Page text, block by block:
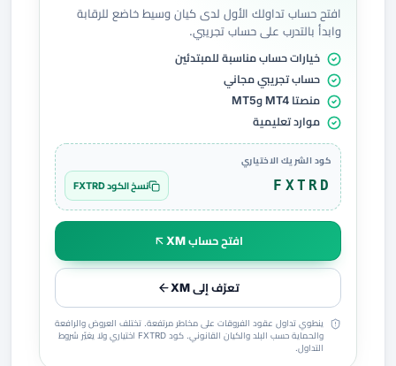
افتح حساب تداولك الأول لدى كيان وسيط خاضع للرقابة
وابدأ بالتدرب على حساب تجريبي.
خيارات حساب مناسبة للمبتدئين
حساب تجريبي مجاني
منصتا MT4 وMT5
موارد تعليمية
كود الشريك الاختياري
FXTRD نسخ الكود FXTRD
افتح حساب XM
تعرّف إلى XM
ينطوي تداول عقود الفروقات على مخاطر مرتفعة. تختلف العروض والرافعة
والحماية حسب البلد والكيان القانوني. كود FXTRD اختياري ولا يغيّر شروط
التداول.